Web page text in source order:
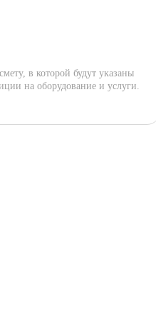
в которой будут указаны
на оборудование и услуги.